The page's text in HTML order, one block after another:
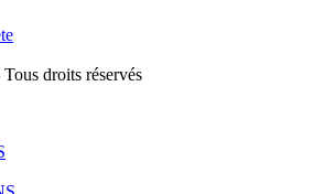
droits réservés